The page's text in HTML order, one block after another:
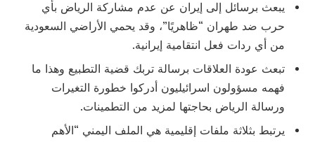
يبعث برسائل إلى إيران عن عدم مشاركة الرياض بأي
حرب ضد طهران “ظاهريًا”، وقد يحمي الأراضي السعودية
من أي ردات فعل انتقامية إيرانية.
تبعث عودة العلاقات برسالة تربك قضية التطبيع وهذا ما
فهمه مسؤولون اسرائيليون أدركوا خطورة التغيرات
ورسالة الرياض بحاجتها لمزيد من التطمينات.
يرتبط بثلاثة ملفات إقليمية هي الملف اليمني “الأهم